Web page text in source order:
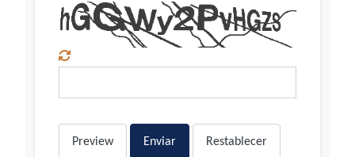
Preview Enviar Restablecer